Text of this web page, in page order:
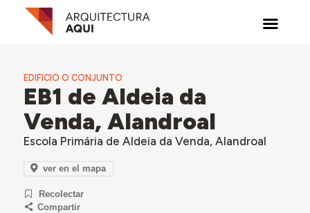
EDIFICIO O CONJUNTO
EB1 de Aldeia da
Venda, Alandroal
Escola Primária de Aldeia da Venda, Alandroal
ver en el mapa
Recolectar
Compartir